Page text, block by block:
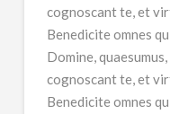
cognoscant te, et
Benedicite omnes
Domine,
cognoscant te, et
Benedicite omnes